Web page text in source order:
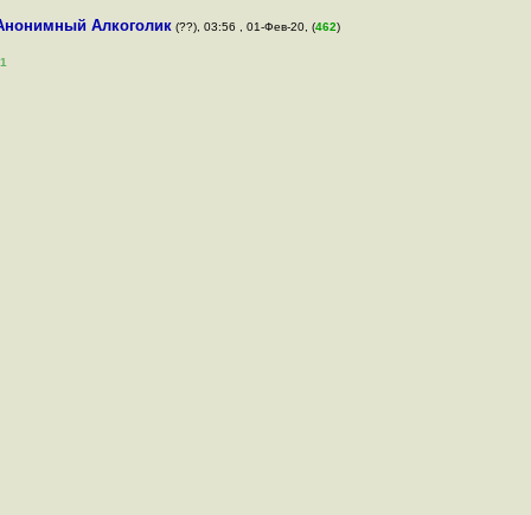
Алкоголик (??), 03:56 , 01-Фев-20, (462)